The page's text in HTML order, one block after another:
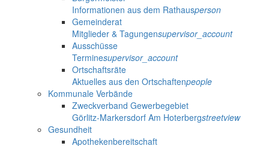
Informationen aus dem Rathausperson
Gemeinderat
Mitglieder & Tagungensupervisor_account
Ausschüsse
Terminesupervisor_account
Ortschaftsräte
Aktuelles aus den Ortschaftenpeople
Kommunale Verbände
Zweckverband Gewerbegebiet
Görlitz-Markersdorf Am Hoterbergstreetview
Gesundheit
Apothekenbereitschaft